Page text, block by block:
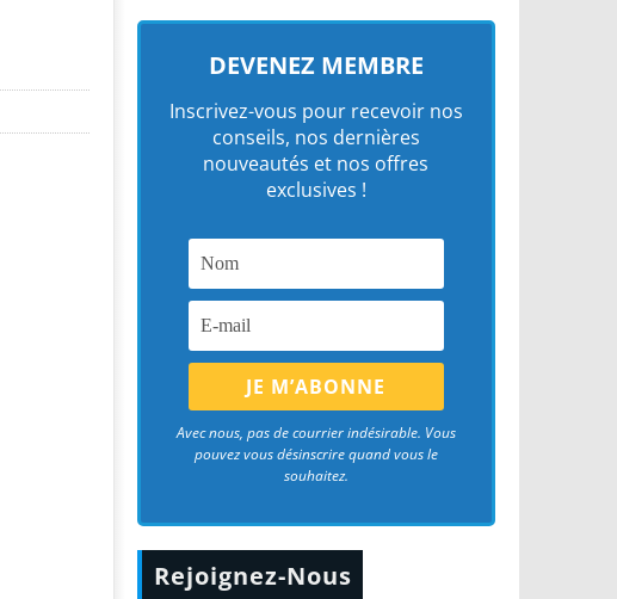
DEVENEZ MEMBRE
Inscrivez-vous pour recevoir nos
conseils, nos dernières
nouveautés et nos offres
exclusives !
Avec nous, pas de courrier indésirable. Vous
pouvez vous désinscrire quand vous le
souhaitez.
Rejoignez-Nous